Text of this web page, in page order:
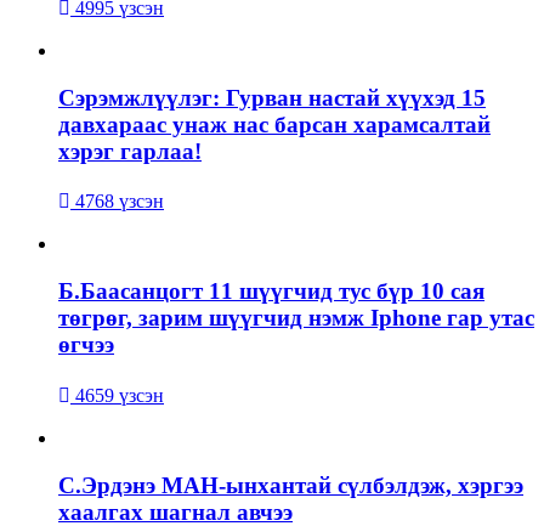
4995 үзсэн
Сэрэмжлүүлэг: Гурван настай хүүхэд 15
давхараас унаж нас барсан харамсалтай
хэрэг гарлаа!
4768 үзсэн
Б.Баасанцогт 11 шүүгчид тус бүр 10 сая
төгрөг, зарим шүүгчид нэмж Iphone гар утас
өгчээ
4659 үзсэн
С.Эрдэнэ МАН-ынхантай сүлбэлдэж, хэргээ
хаалгах шагнал авчээ